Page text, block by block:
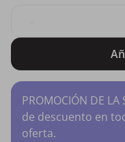
PROMOCIÓN DE
de descuento en
oferta.